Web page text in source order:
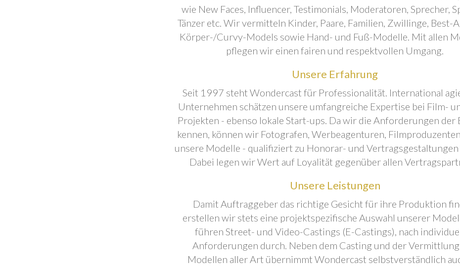
wie New Faces, Influencer, Testimonials, Moderatoren, Sprecher,
Tänzer etc. Wir vermitteln Kinder, Paare, Familien, Zwillinge, Best-
Körper-/Curvy-Models sowie Hand- und Fuß-Modelle. Mit allen
pflegen wir einen fairen und respektvollen Umgang.
Unsere Erfahrung
Seit 1997 steht Wondercast für Professionalität. International
Unternehmen schätzen unsere umfangreiche Expertise bei Film-
Projekten - ebenso lokale Start-ups. Da wir die Anforderungen der
kennen, können wir Fotografen, Werbeagenturen,
unsere Modelle - qualifiziert zu Honorar- und Vertragsgestaltungen
Dabei legen wir Wert auf Loyalität gegenüber allen
Unsere Leistungen
Damit Auftraggeber das richtige Gesicht für ihre Produktion
erstellen wir stets eine projektspezifische Auswahl unserer
führen Street- und Video-Castings (E-Castings), nach
Anforderungen durch. Neben dem Casting und der
Modellen aller Art übernimmt Wondercast selbstverständlich